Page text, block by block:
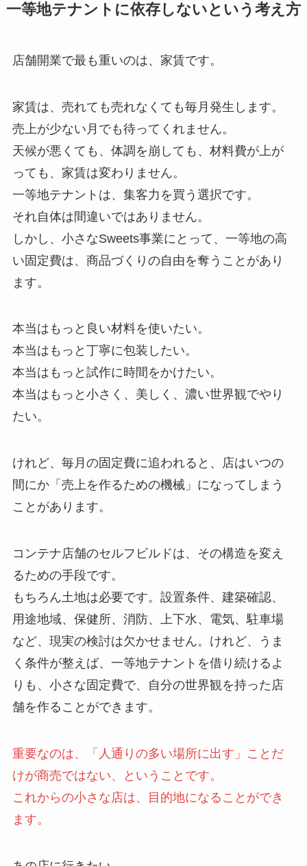
一等地テナントに依存しないという考え方
店舗開業で最も重いのは、家賃です。
家賃は、売れても売れなくても毎月発生します。
売上が少ない月でも待ってくれません。
天候が悪くても、体調を崩しても、材料費が上が
っても、家賃は変わりません。
一等地テナントは、集客力を買う選択です。
それ自体は間違いではありません。
しかし、小さなSweets事業にとって、一等地の高
い固定費は、商品づくりの自由を奪うことがあり
ます。
本当はもっと良い材料を使いたい。
本当はもっと丁寧に包装したい。
本当はもっと試作に時間をかけたい。
本当はもっと小さく、美しく、濃い世界観でやり
たい。
けれど、毎月の固定費に追われると、店はいつの
間にか「売上を作るための機械」になってしまう
ことがあります。
コンテナ店舗のセルフビルドは、その構造を変え
るための手段です。
もちろん土地は必要です。設置条件、建築確認、
用途地域、保健所、消防、上下水、電気、駐車場
など、現実の検討は欠かせません。けれど、うま
く条件が整えば、一等地テナントを借り続けるよ
りも、小さな固定費で、自分の世界観を持った店
舗を作ることができます。
重要なのは、「人通りの多い場所に出す」ことだ
けが商売ではない、ということです。
これからの小さな店は、目的地になることができ
ます。